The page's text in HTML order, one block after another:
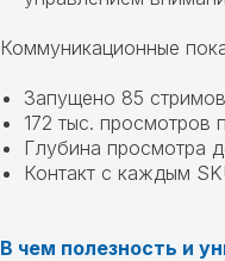
Коммуникационные
Запущено 85
172 тыс. просмотров
Глубина просмотра
Контакт с каждым
В чем полезность и